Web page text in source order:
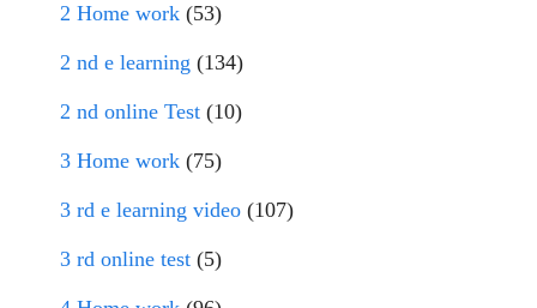
2 Home work (53)
2 nd e learning (134)
2 nd online Test (10)
3 Home work (75)
3 rd e learning video (107)
3 rd online test (5)